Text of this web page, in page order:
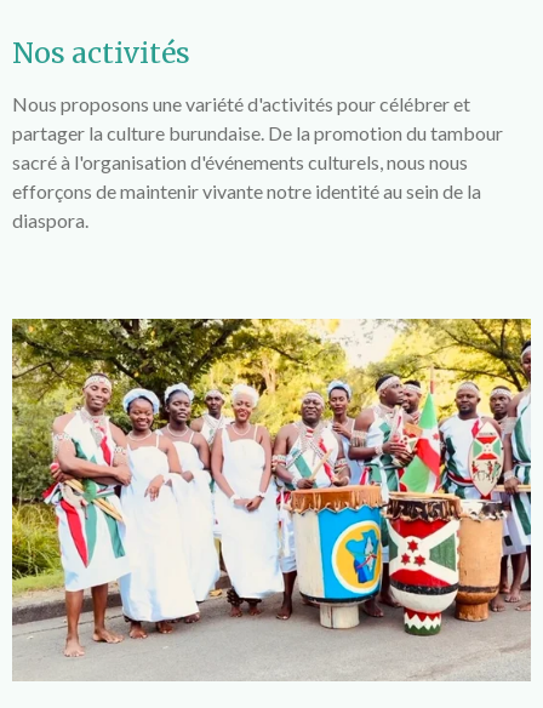
Nos activités
Nous proposons une variété d'activités pour célébrer et
partager la culture burundaise. De la promotion du tambour
sacré à l'organisation d'événements culturels, nous nous
efforçons de maintenir vivante notre identité au sein de la
diaspora.